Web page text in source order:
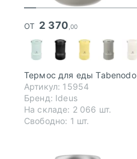
от 2 370 ,00
Термос для еды Tabenodo
Артикул: 15954
Бренд: Ideus
На складе: 2 066 шт.
Свободно: 1 шт.